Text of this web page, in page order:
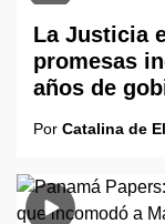
La Justicia
promesas
años de
Por Catalina de